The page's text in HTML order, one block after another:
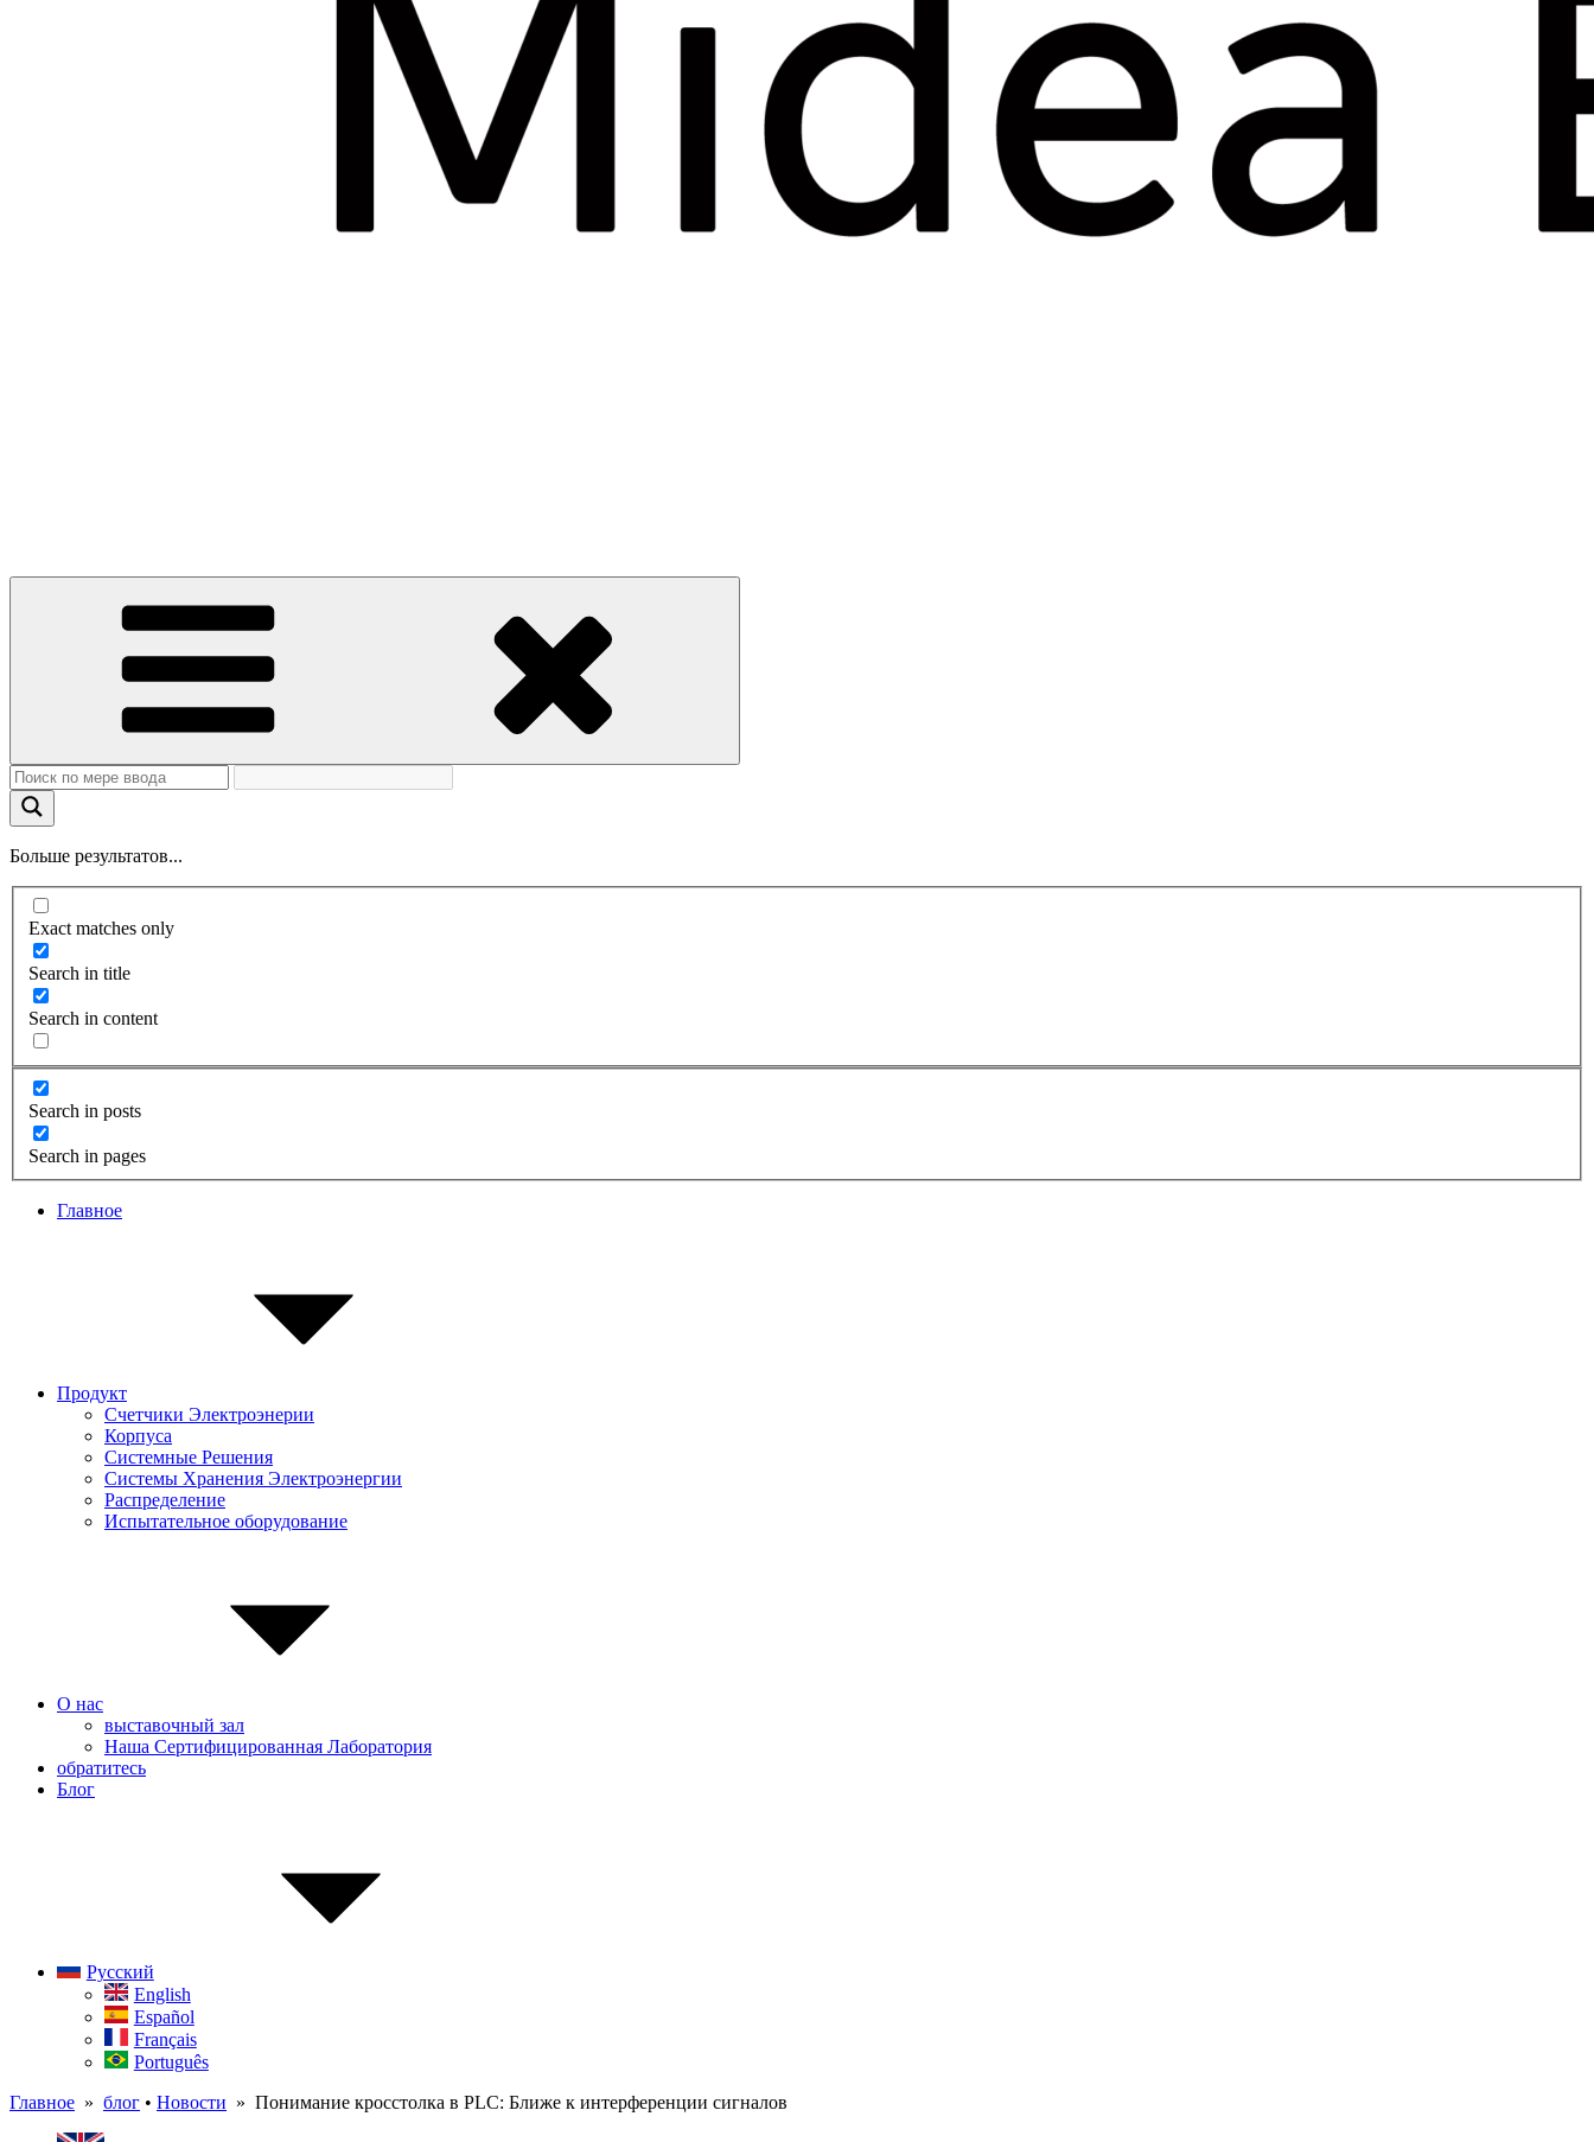
Больше результатов...
Exact matches only
Search in title
Search in content
Search in posts
Search in pages
Главное
Продукт
Счетчики Электроэнерии
Корпуса
Системные Pешения
Системы Хранения Электроэнергии
Распределение
Испытательное оборудование
О нас
выставочный зал
Наша Сертифицированная Лаборатория
обратитесь
Блог
Русский
English
Español
Français
Português
Главное » блог • Новости » Понимание кросстолка в PLC: Ближе к интерференции сигналов